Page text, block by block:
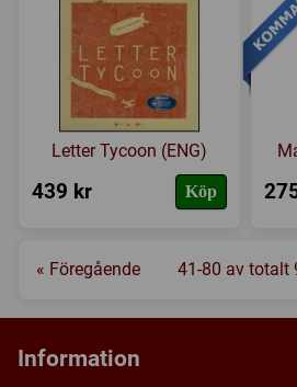
Letter Tycoon (ENG)
439 kr Köp
« Föregående 41-80 av totalt
Information